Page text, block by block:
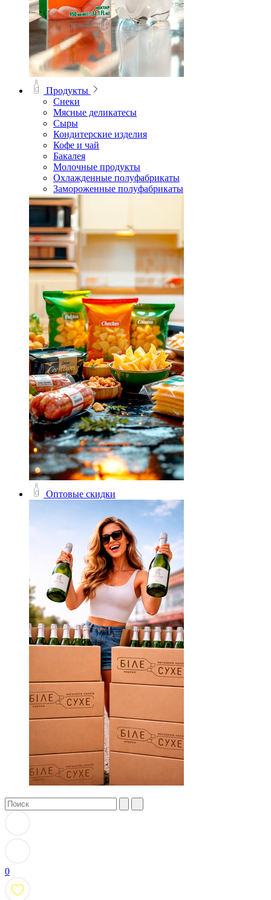
Продукты
Снеки
Мясные деликатесы
Сыры
Кондитерские изделия
Кофе и чай
Бакалея
Молочные продукты
Охлажденные полуфабрикаты
Замороженные полуфабрикаты
Оптовые скидки
0